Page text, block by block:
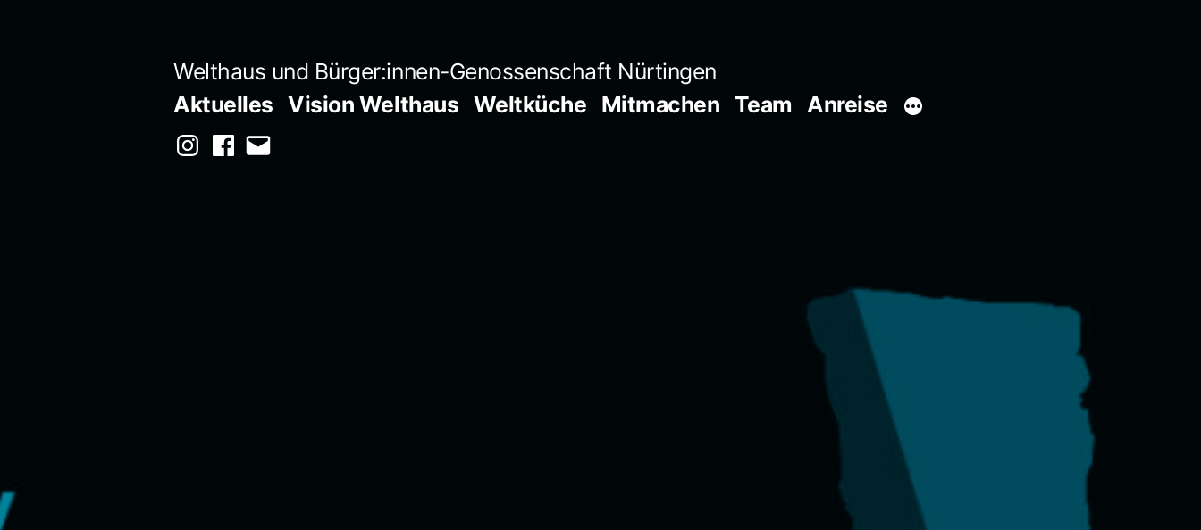
Welthaus und Bürger:innen-Genossenschaft Nürtingen
Aktuelles Vision Welthaus Weltküche Mitmachen Team Anreise
Instagram
Facebook
E-